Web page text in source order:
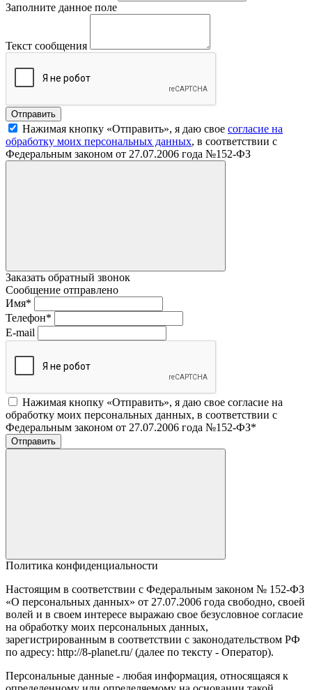
Заполните данное поле
Текст сообщения
Нажимая кнопку «Отправить», я даю свое согласие на
обработку моих персональных данных, в соответствии с
Федеральным законом от 27.07.2006 года №152-ФЗ
Заказать обратный звонок
Сообщение отправлено
Имя*
Телефон*
E-mail
Нажимая кнопку «Отправить», я даю свое согласие на
обработку моих персональных данных, в соответствии с
Федеральным законом от 27.07.2006 года №152-ФЗ*
Отправить
Политика конфиденциальности
Настоящим в соответствии с Федеральным законом № 152-ФЗ
«О персональных данных» от 27.07.2006 года свободно, своей
волей и в своем интересе выражаю свое безусловное согласие
на обработку моих персональных данных,
зарегистрированным в соответствии с законодательством РФ
по адресу: http://8-planet.ru/ (далее по тексту - Оператор).
Персональные данные - любая информация, относящаяся к